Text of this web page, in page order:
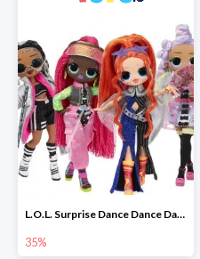
L.O.L. Surprise Dance Dance Dance w Zabawkitotu.pl do -35%
35%